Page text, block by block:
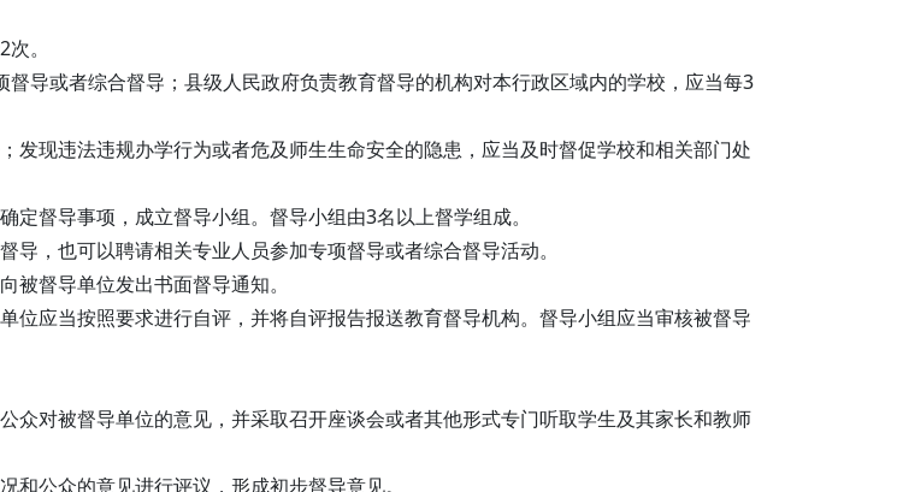
。
导或者综合督导；县级人民政府负责教育督导的机构对本行政区域内的学校，应当每3
现违法违规办学行为或者危及师生生命安全的隐患，应当及时督促学校和相关部门处
督导事项，成立督导小组。督导小组由3名以上督学组成。
，也可以聘请相关专业人员参加专项督导或者综合督导活动。
督导单位发出书面督导通知。
应当按照要求进行自评，并将自评报告报送教育督导机构。督导小组应当审核被督导
对被督导单位的意见，并采取召开座谈会或者其他形式专门听取学生及其家长和教师
公众的意见进行评议，形成初步督导意见。